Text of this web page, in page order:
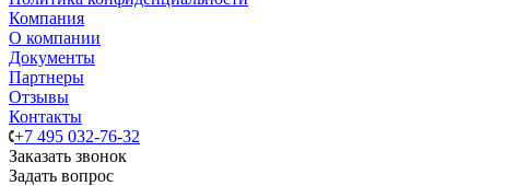
Компания
О компании
Документы
Партнеры
Отзывы
Контакты
+7 495 032-76-32
Заказать звонок
Задать вопрос